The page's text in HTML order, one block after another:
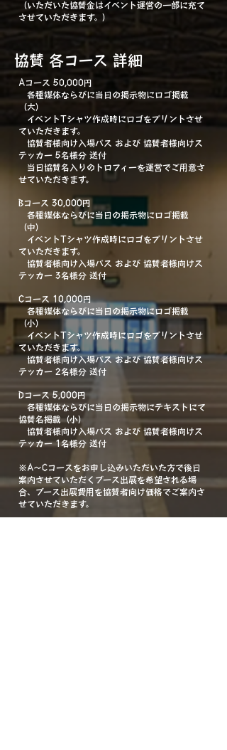
（いただいた協賛金はイベント運営の一部に充て
させていただきます。）
協賛 各コース 詳細
Aコース 50,000円
各種媒体ならびに当日の掲示物にロゴ掲載
（大）
イベントTシャツ作成時にロゴをプリントさせ
ていただきます。
協賛者様向け入場パス および 協賛者様向けス
テッカー 5名様分 送付
当日協賛名入りのトロフィーを運営でご用意さ
せていただきます。
Bコース 30,000円
各種媒体ならびに当日の掲示物にロゴ掲載
（中）
イベントTシャツ作成時にロゴをプリントさせ
ていただきます。
協賛者様向け入場パス および 協賛者様向けス
テッカー 3名様分 送付
Cコース 10,000円
各種媒体ならびに当日の掲示物にロゴ掲載
（小）
イベントTシャツ作成時にロゴをプリントさせ
ていただきます。
協賛者様向け入場パス および 協賛者様向けス
テッカー 2名様分 送付
Dコース 5,000円
各種媒体ならびに当日の掲示物にテキストにて
協賛名掲載（小）
協賛者様向け入場パス および 協賛者様向けス
テッカー 1名様分 送付
※A〜Cコースをお申し込みいただいた方で後日
案内させていただくブース出展を希望される場
合、ブース出展費用を協賛者向け価格でご案内さ
せていただきます。